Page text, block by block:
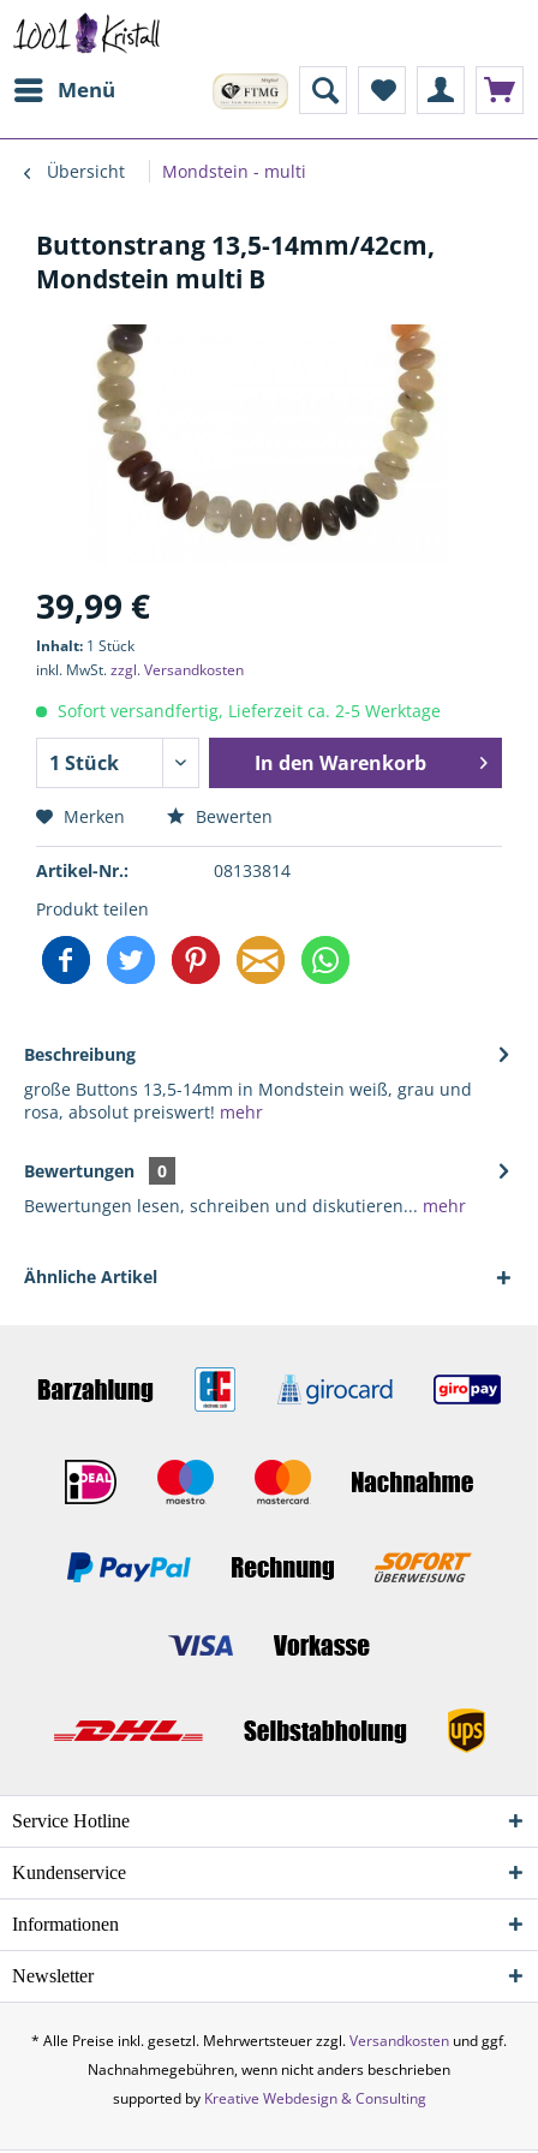
Menü
Übersicht Mondstein - multi
Buttonstrang 13,5-14mm/42cm,
Mondstein multi B
39,99 €
Inhalt: 1 Stück
inkl. MwSt.zzgl. Versandkosten
Sofort versandfertig, Lieferzeit ca. 2-5 Werktage
In den Warenkorb
Merken Bewerten
Artikel-Nr.:
08133814
Produkt teilen
Beschreibung
große Buttons 13,5-14mm in Mondstein weiß, grau und
rosa, absolut preiswert! mehr
Bewertungen
0
Bewertungen lesen, schreiben und diskutieren... mehr
Ähnliche Artikel
Service Hotline
Kundenservice
Informationen
Newsletter
* Alle Preise inkl. gesetzl. Mehrwertsteuer zzgl.Versandkosten und ggf.
Nachnahmegebühren, wenn nicht anders beschrieben
supported by Kreative Webdesign & Consulting